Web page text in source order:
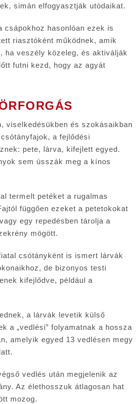
simán elfogyasztják utódaikat.
csápokhoz hasonlóan ezek is
riasztóként működnek, amik
ha veszély közeleg, és aktiválják
futni kezd, hogy az agyát
viselkedésükben és szokásaikban
a fejlődési
pete, lárva, kifejlett egyed.
sem ússzák meg a kínos
termelt petéket a rugalmas
függően ezeket a petetokokat
egy repedésben tárolja a
mögött.
csótányként is ismert lárvák
de bizonyos testi
kifejlődve, például a
a lárvák levetik külső
a „vedlési” folyamatnak a hossza
amelyik egyed 13 vedlésen megy
vedlés után megjelenik az
Az élethosszuk átlagosan hat
mozog.